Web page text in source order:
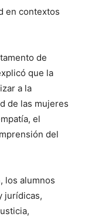
en contextos
de
que la
a la
de las mujeres
el
del
los alumnos
jurídicas,